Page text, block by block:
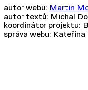
autor webu: Martin
autor textů: Michal
koordinátor projektu:
správa webu: Kateřina